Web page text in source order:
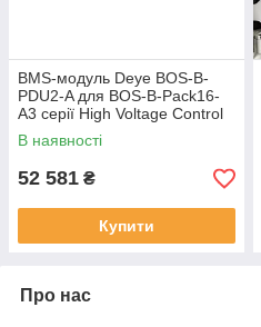
BMS-модуль Deye BOS-B-
PDU2-A для BOS-B-Pack16-
A3 серії High Voltage Control
Box (комплектована
комплектом)
В наявності
52 581 ₴
Купити
Про нас